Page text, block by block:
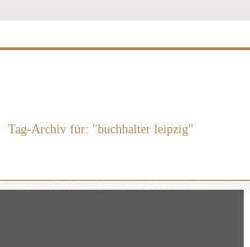
Tag-Archiv für: "buchhalter leipzig"